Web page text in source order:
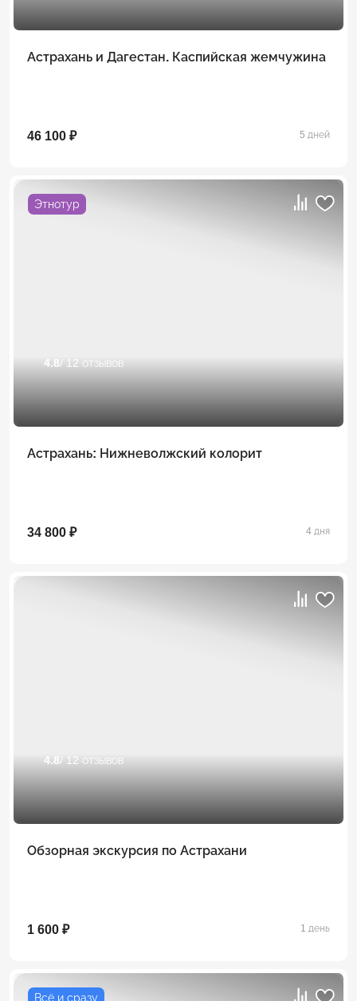
Астрахань и Дагестан. Каспийская жемчужина
46 100 ₽ 5 дней
Этнотур
4.8/ 12 отзывов
Астрахань: Нижневолжский колорит
34 800 ₽ 4 дня
4.8/ 12 отзывов
Обзорная экскурсия по Астрахани
1 600 ₽ 1 день
Всё и сразу